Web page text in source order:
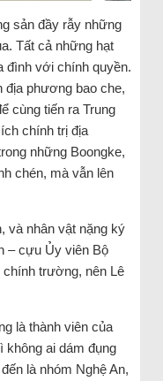
sản đầy rẫy những
Tất cả những hạt
đình với chính quyền.
phương bao che,
cùng tiến ra Trung
chính trị địa
những Boongke,
chén, mà vẫn lên
và nhân vật nặng ký
– cựu Ủy viên Bộ
chính trường, nên Lê
là thành viên của
ai dám đụng
là nhóm Nghệ An,